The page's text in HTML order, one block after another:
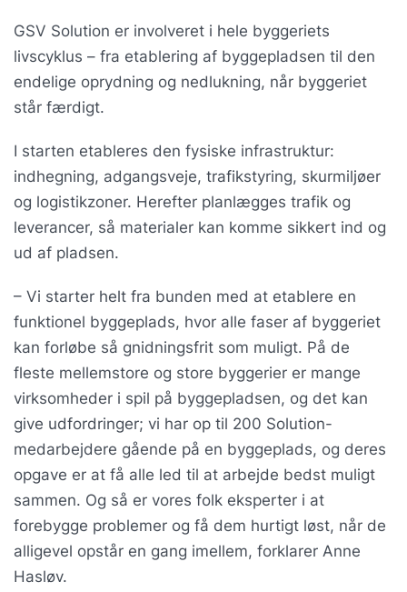
GSV Solution er involveret i hele byggeriets
livscyklus – fra etablering af byggepladsen til den
endelige oprydning og nedlukning, når byggeriet
står færdigt.
I starten etableres den fysiske infrastruktur:
indhegning, adgangsveje, trafikstyring, skurmiljøer
og logistikzoner. Herefter planlægges trafik og
leverancer, så materialer kan komme sikkert ind og
ud af pladsen.
– Vi starter helt fra bunden med at etablere en
funktionel byggeplads, hvor alle faser af byggeriet
kan forløbe så gnidningsfrit som muligt. På de
fleste mellemstore og store byggerier er mange
virksomheder i spil på byggepladsen, og det kan
give udfordringer; vi har op til 200 Solution-
medarbejdere gående på en byggeplads, og deres
opgave er at få alle led til at arbejde bedst muligt
sammen. Og så er vores folk eksperter i at
forebygge problemer og få dem hurtigt løst, når de
alligevel opstår en gang imellem, forklarer Anne
Hasløv.